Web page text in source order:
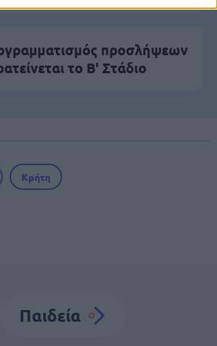
προσλήψεων
το Β' Στάδιο
Κρήτη
Παιδεία